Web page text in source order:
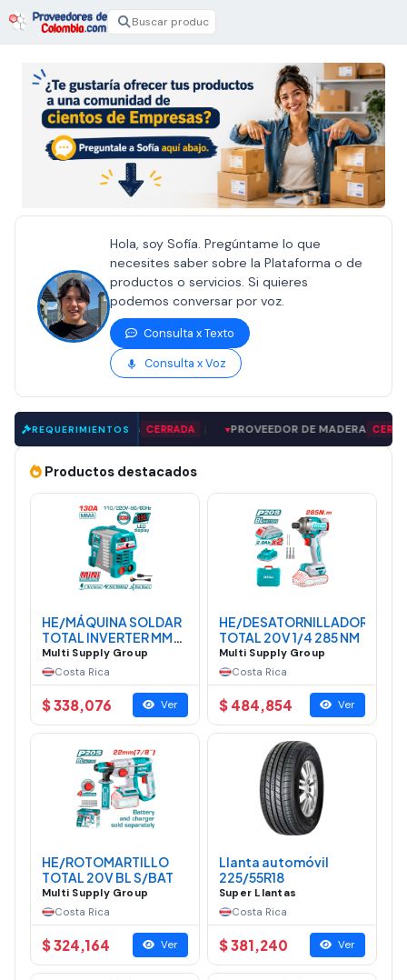
Hola, soy Sofía. Pregúntame lo que
necesites saber sobre la Plataforma o de
productos o servicios. Si quieres
podemos conversar por voz.
Consulta x Texto
Consulta x Voz
REQUERIMIENTOS
| ▼paraguas CERRADA | ▼PROVEEDOR DE MADERA CERRADA |
Productos destacados
HE/MÁQUINA SOLDAR
TOTAL INVERTER MMA
MINI 130A
Multi Supply Group
Costa Rica
$ 338,076 Ver
HE/DESATORNILLADOR
TOTAL 20V 1/4 285 NM
Multi Supply Group
Costa Rica
$ 484,854 Ver
HE/ROTOMARTILLO
TOTAL 20V BL S/BAT
Multi Supply Group
Costa Rica
$ 324,164 Ver
Llanta automóvil
225/55R18
Super Llantas
Costa Rica
$ 381,240 Ver